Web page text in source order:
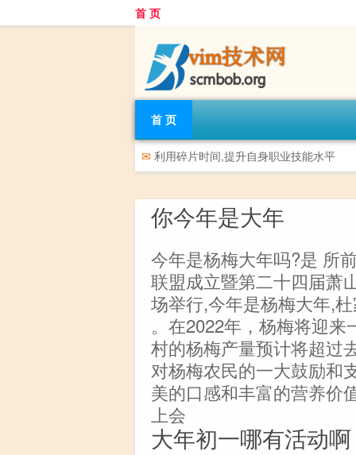
首 页
首 页
✉ 利用碎片时间,提升自身职业技能水平
你今年是大年
今年是杨梅大年吗?是 所
联盟成立暨第二十四届萧
场举行,今年是杨梅大年,
。在2022年，杨梅将迎
村的杨梅产量预计将超过
对杨梅农民的一大鼓励和
美的口感和丰富的营养价
上会
大年初一哪有活动啊